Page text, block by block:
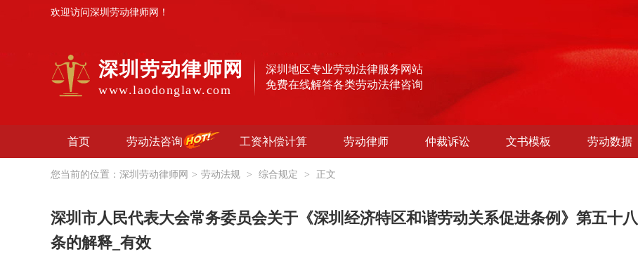
欢迎访问深圳劳动律师网！
深圳劳动律师网
www.laodonglaw.com
深圳地区专业劳动法律服务网站
免费在线解答各类劳动法律咨询
首页 劳动法咨询 工资补偿计算 劳动律师 仲裁诉讼 文书模板 劳动数据
您当前的位置： 深圳劳动律师网 > 劳动法规 > 综合规定 > 正文
深圳市人民代表大会常务委员会关于《深圳经济特区和谐劳动关系促进条例》第五十八
条的解释_有效